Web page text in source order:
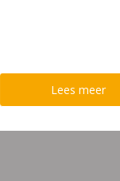
Lees meer